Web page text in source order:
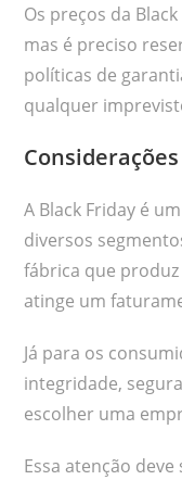
Os preços da
mas é preciso
políticas de
qualquer
A Black Friday é
diversos
fábrica que
atinge um
Já para os
integridade,
escolher uma
Essa atenção